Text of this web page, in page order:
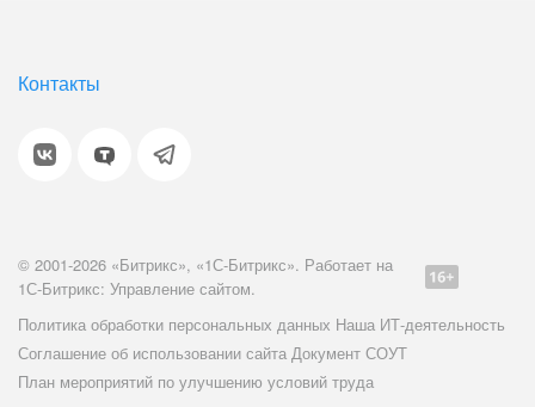
Контакты
© 2001-2026 «Битрикс», «1С-Битрикс». Работает на
1С-Битрикс: Управление сайтом.
Политика обработки персональных данных Наша ИТ-деятельность
Соглашение об использовании сайта Документ СОУТ
План мероприятий по улучшению условий труда